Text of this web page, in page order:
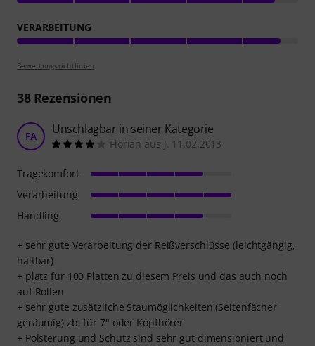
VERARBEITUNG
Bewertungsrichtlinien
38Rezensionen
FA Unschlagbar in seiner Kategorie
Florian aus J. 11.02.2013
+ sehr gute Verarbeitung der Reißverschlüsse (leichtgängig,
haltbar)
+ platz für 100 Platten zu diesem Preis und das auch noch
auf Rollen
+ sehr gute zusätzliche Staumöglichkeiten (Seitenfächer
geräumig) zb. für 7" oder Kopfhörer
+ Polsterung und Schutz sind sehr gut dimensioniert und
Tragekomfort
Verarbeitung
Handling